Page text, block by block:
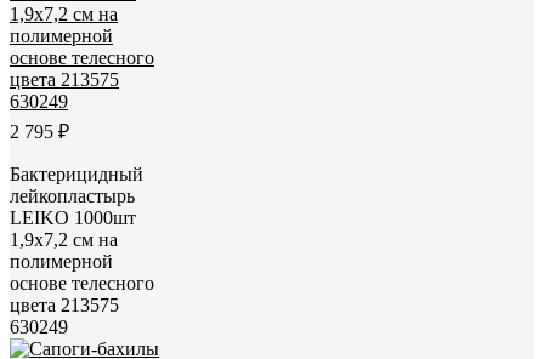
2 795 ₽
Бактерицидный
лейкопластырь
LEIKO 1000шт
1,9х7,2 см на
полимерной
основе телесного
цвета 213575
630249